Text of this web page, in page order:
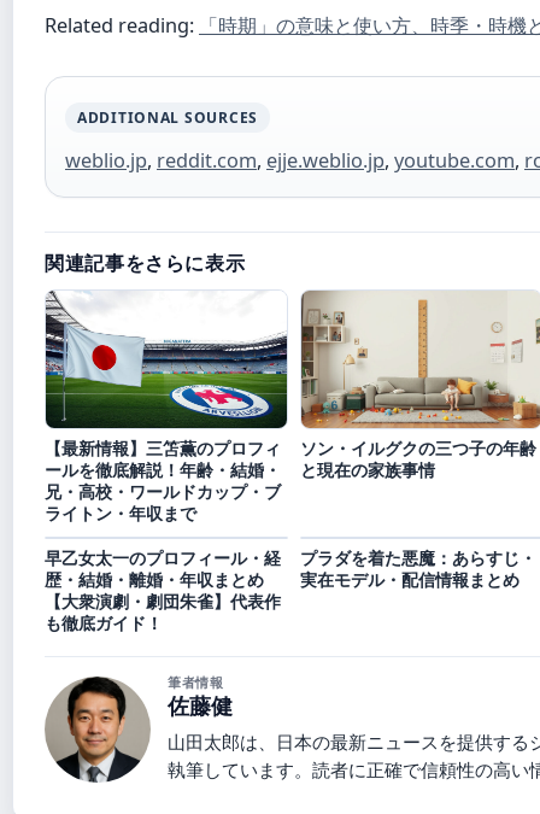
Related reading: 「時期」の意味と使い方、時季・時機
ADDITIONAL SOURCES
weblio.jp, reddit.com, ejje.weblio.jp, youtube.com,
関連記事をさらに表示
【最新情報】三笘薫のプロフィ
ールを徹底解説！年齢・結婚・
兄・高校・ワールドカップ・ブ
ライトン・年収まで
ソン・イルグクの三つ子の年齢
と現在の家族事情
早乙女太一のプロフィール・経
歴・結婚・離婚・年収まとめ
【大衆演劇・劇団朱雀】代表作
も徹底ガイド！
プラダを着た悪魔：あらすじ・
実在モデル・配信情報まとめ
筆者情報
佐藤健
山田太郎は、日本の最新ニュースを提供す
執筆しています。読者に正確で信頼性の高